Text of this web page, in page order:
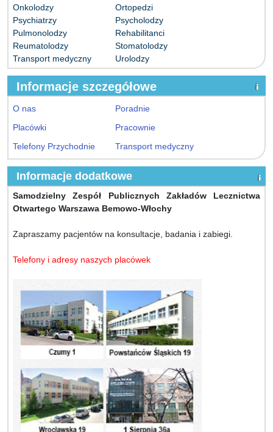
Onkolodzy
Ortopedzi
Psychiatrzy
Psycholodzy
Pulmonolodzy
Rehabilitanci
Reumatolodzy
Stomatolodzy
Transport medyczny
Urolodzy
Informacje szczegółowe
O nas
Poradnie
Placówki
Pracownie
Telefony Przychodnie
Transport medyczny
Informacje dodatkowe
Samodzielny Zespół Publicznych Zakładów Lecznictwa
Otwartego Warszawa Bemowo-Włochy
Zapraszamy pacjentów na konsultacje, badania i zabiegi.
Telefony i adresy naszych placówek